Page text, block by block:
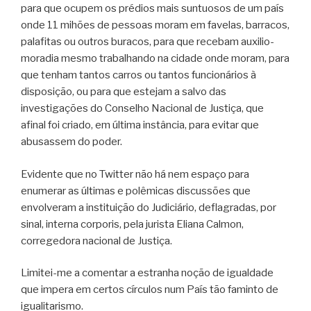
para que ocupem os prédios mais suntuosos de um país
onde 11 mihões de pessoas moram em favelas, barracos,
palafitas ou outros buracos, para que recebam auxilio-
moradia mesmo trabalhando na cidade onde moram, para
que tenham tantos carros ou tantos funcionários à
disposição, ou para que estejam a salvo das
investigações do Conselho Nacional de Justiça, que
afinal foi criado, em última instância, para evitar que
abusassem do poder.
Evidente que no Twitter não há nem espaço para
enumerar as últimas e polêmicas discussões que
envolveram a instituição do Judiciário, deflagradas, por
sinal, interna corporis, pela jurista Eliana Calmon,
corregedora nacional de Justiça.
Limitei-me a comentar a estranha noção de igualdade
que impera em certos círculos num País tão faminto de
igualitarismo.